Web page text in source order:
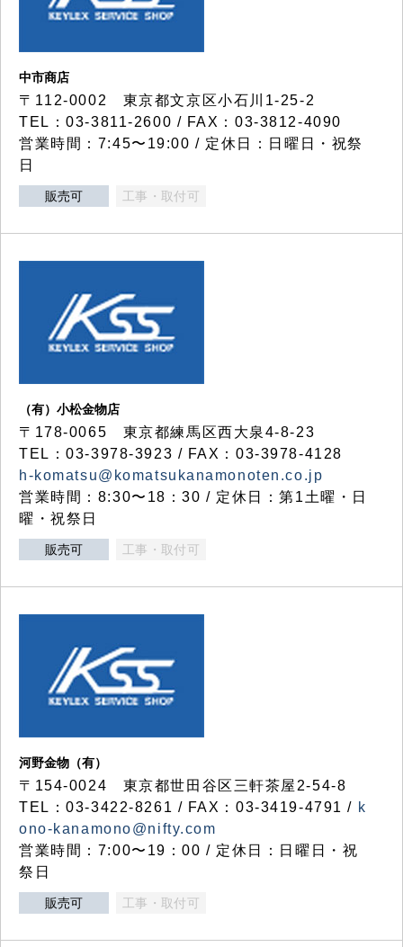
中市商店
〒112-0002 東京都文京区小石川1-25-2
TEL：03-3811-2600 / FAX：03-3812-4090
営業時間：7:45〜19:00 / 定休日：日曜日・祝祭
日
販売可 工事・取付可
（有）小松金物店
〒178-0065 東京都練馬区西大泉4-8-23
TEL：03-3978-3923 / FAX：03-3978-4128
h-komatsu@komatsukanamonoten.co.jp
営業時間：8:30〜18：30 / 定休日：第1土曜・日
曜・祝祭日
販売可 工事・取付可
河野金物（有）
〒154-0024 東京都世田谷区三軒茶屋2-54-8
TEL：03-3422-8261 / FAX：03-3419-4791 / k
ono-kanamono@nifty.com
営業時間：7:00〜19：00 / 定休日：日曜日・祝
祭日
販売可 工事・取付可